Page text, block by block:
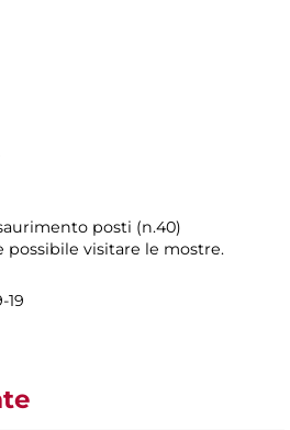
posti (n.40)
visitare le mostre.
19